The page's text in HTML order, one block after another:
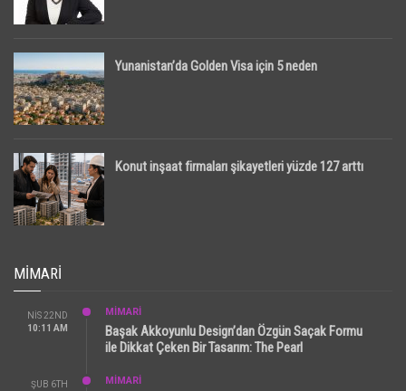
Yunanistan’da Golden Visa için 5 neden
Konut inşaat firmaları şikayetleri yüzde 127 arttı
MIMARI
NIS 22ND
10:11 AM
MİMARİ
Başak Akkoyunlu Design’dan Özgün Saçak Formu
ile Dikkat Çeken Bir Tasarım: The Pearl
ŞUB 6TH
MİMARİ